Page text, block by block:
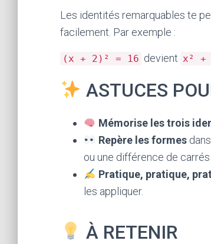
Les identités remarquables te
facilement. Par exemple :
(x + 2)² = 16 devient x² +
ASTUCES
Mémorise les trois
Repère les formesdans
ou une différence de carrés
Pratique, pratique,
les appliquer.
À RETENIR